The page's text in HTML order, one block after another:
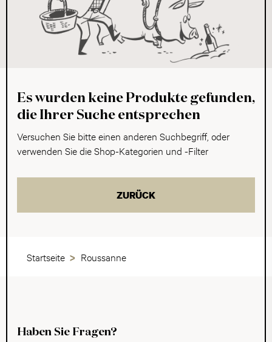
Es wurden keine Produkte gefunden,
die Ihrer Suche entsprechen
Versuchen Sie bitte einen anderen Suchbegriff, oder
verwenden Sie die Shop-Kategorien und -Filter
ZURÜCK
Startseite Roussanne
Haben Sie Fragen?